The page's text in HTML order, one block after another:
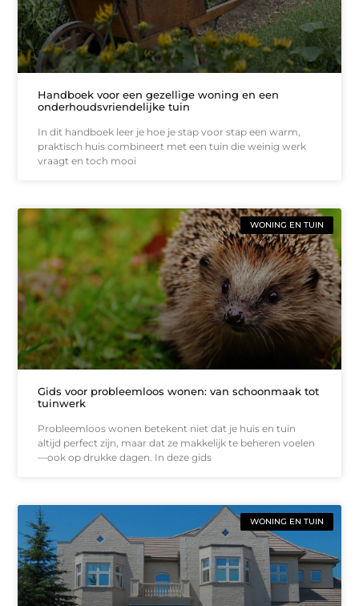
Handboek voor een gezellige woning en een
onderhoudsvriendelijke tuin
In dit handboek leer je hoe je stap voor stap een warm,
praktisch huis combineert met een tuin die weinig werk
vraagt en toch mooi
WONING EN TUIN
Gids voor probleemloos wonen: van schoonmaak tot
tuinwerk
Probleemloos wonen betekent niet dat je huis en tuin
altijd perfect zijn, maar dat ze makkelijk te beheren voelen
—ook op drukke dagen. In deze gids
WONING EN TUIN